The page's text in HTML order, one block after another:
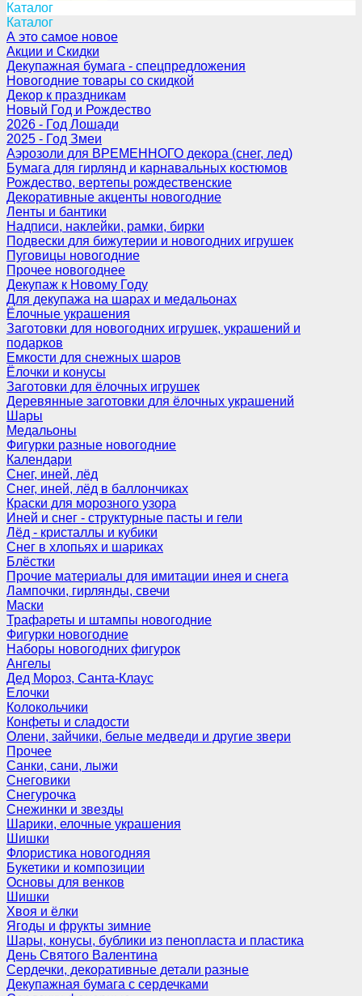
Каталог
Каталог
А это самое новое
Акции и Скидки
Декупажная бумага - спецпредложения
Новогодние товары со скидкой
Декор к праздникам
Новый Год и Рождество
2026 - Год Лошади
2025 - Год Змеи
Аэрозоли для ВРЕМЕННОГО декора (снег, лед)
Бумага для гирлянд и карнавальных костюмов
Рождество, вертепы рождественские
Декоративные акценты новогодние
Ленты и бантики
Надписи, наклейки, рамки, бирки
Подвески для бижутерии и новогодних игрушек
Пуговицы новогодние
Прочее новогоднее
Декупаж к Новому Году
Для декупажа на шарах и медальонах
Ёлочные украшения
Заготовки для новогодних игрушек, украшений и
подарков
Емкости для снежных шаров
Ёлочки и конусы
Заготовки для ёлочных игрушек
Деревянные заготовки для ёлочных украшений
Шары
Медальоны
Фигурки разные новогодние
Календари
Снег, иней, лёд
Снег, иней, лёд в баллончиках
Краски для морозного узора
Иней и снег - структурные пасты и гели
Лёд - кристаллы и кубики
Снег в хлопьях и шариках
Блёстки
Прочие материалы для имитации инея и снега
Лампочки, гирлянды, свечи
Маски
Трафареты и штампы новогодние
Фигурки новогодние
Наборы новогодних фигурок
Ангелы
Дед Мороз, Санта-Клаус
Елочки
Колокольчики
Конфеты и сладости
Олени, зайчики, белые медведи и другие звери
Прочее
Санки, сани, лыжи
Снеговики
Снегурочка
Снежинки и звезды
Шарики, елочные украшения
Шишки
Флористика новогодняя
Букетики и композиции
Основы для венков
Шишки
Хвоя и ёлки
Ягоды и фрукты зимние
Шары, конусы, бублики из пенопласта и пластика
День Святого Валентина
Сердечки, декоративные детали разные
Декупажная бумага с сердечками